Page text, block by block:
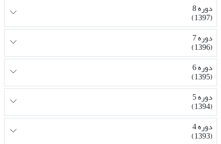
دوره 8
(1397)
دوره 7
(1396)
دوره 6
(1395)
دوره 5
(1394)
دوره 4
(1393)